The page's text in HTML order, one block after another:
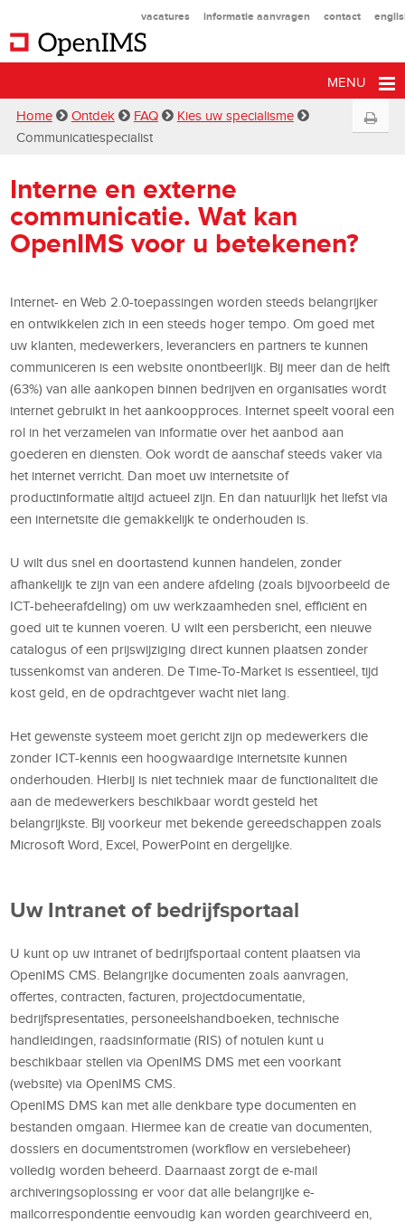
vacatures informatie aanvragen contact
MENU
Home Ontdek FAQ
Kies uw specialisme
Communicatiespecialist
Interne en externe
communicatie. Wat kan
OpenIMS voor u betekenen?
Internet- en Web 2.0-toepassingen worden steeds belangrijker
en ontwikkelen zich in een steeds hoger tempo. Om goed met
uw klanten, medewerkers, leveranciers en partners te kunnen
communiceren is een website onontbeerlijk. Bij meer dan de helft
(63%) van alle aankopen binnen bedrijven en organisaties wordt
internet gebruikt in het aankoopproces. Internet speelt vooral een
rol in het verzamelen van informatie over het aanbod aan
goederen en diensten. Ook wordt de aanschaf steeds vaker via
het internet verricht. Dan moet uw internetsite of
productinformatie altijd actueel zijn. En dan natuurlijk het liefst via
een internetsite die gemakkelijk te onderhouden is.
U wilt dus snel en doortastend kunnen handelen, zonder
afhankelijk te zijn van een andere afdeling (zoals bijvoorbeeld de
ICT-beheerafdeling) om uw werkzaamheden snel, efficiënt en
goed uit te kunnen voeren. U wilt een persbericht, een nieuwe
catalogus of een prijswijziging direct kunnen plaatsen zonder
tussenkomst van anderen. De Time-To-Market is essentieel, tijd
kost geld, en de opdrachtgever wacht niet lang.
Het gewenste systeem moet gericht zijn op medewerkers die
zonder ICT-kennis een hoogwaardige internetsite kunnen
onderhouden. Hierbij is niet techniek maar de functionaliteit die
aan de medewerkers beschikbaar wordt gesteld het
belangrijkste. Bij voorkeur met bekende gereedschappen zoals
Microsoft Word, Excel, PowerPoint en dergelijke.
Uw Intranet of bedrijfsportaal
U kunt op uw intranet of bedrijfsportaal content plaatsen via
OpenIMS CMS. Belangrijke documenten zoals aanvragen,
offertes, contracten, facturen, projectdocumentatie,
bedrijfspresentaties, personeelshandboeken, technische
handleidingen, raadsinformatie (RIS) of notulen kunt u
beschikbaar stellen via OpenIMS DMS met een voorkant
(website) via OpenIMS CMS.
OpenIMS DMS kan met alle denkbare type documenten en
bestanden omgaan. Hiermee kan de creatie van documenten,
dossiers en documentstromen (workflow en versiebeheer)
volledig worden beheerd. Daarnaast zorgt de e-mail
archiveringsoplossing er voor dat alle belangrijke e-
mailcorrespondentie eenvoudig kan worden gearchiveerd en,